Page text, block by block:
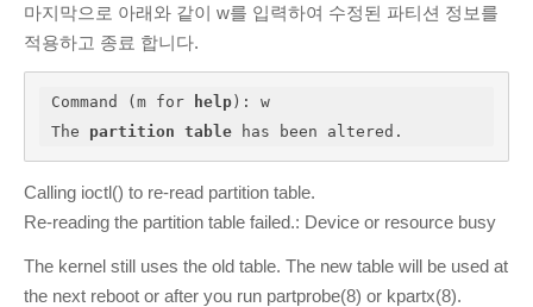
마지막으로 아래와 같이 w를 입력하여 수정된 파티션 정보를
적용하고 종료 합니다.
Command (m for help ): w
The partition table has been altered.
Calling ioctl() to re-read partition table.
Re-reading the partition table failed.: Device or resource busy
The kernel still uses the old table. The new table will be used at
the next reboot or after you run partprobe(8) or kpartx(8).